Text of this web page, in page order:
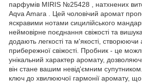
парфумів MIRIS №25428 , натхнених
Aqva Amara . Цей чоловічий аромат
яскравими нотами сицилійського
неймовірне поєднання свіжості та
додають легкості та м'якості,
прибережної свіжості. Пробник - це
унікальний характер аромату,
він стане вашим невід'ємним
ключ до хвилюючої гармонії аромату,